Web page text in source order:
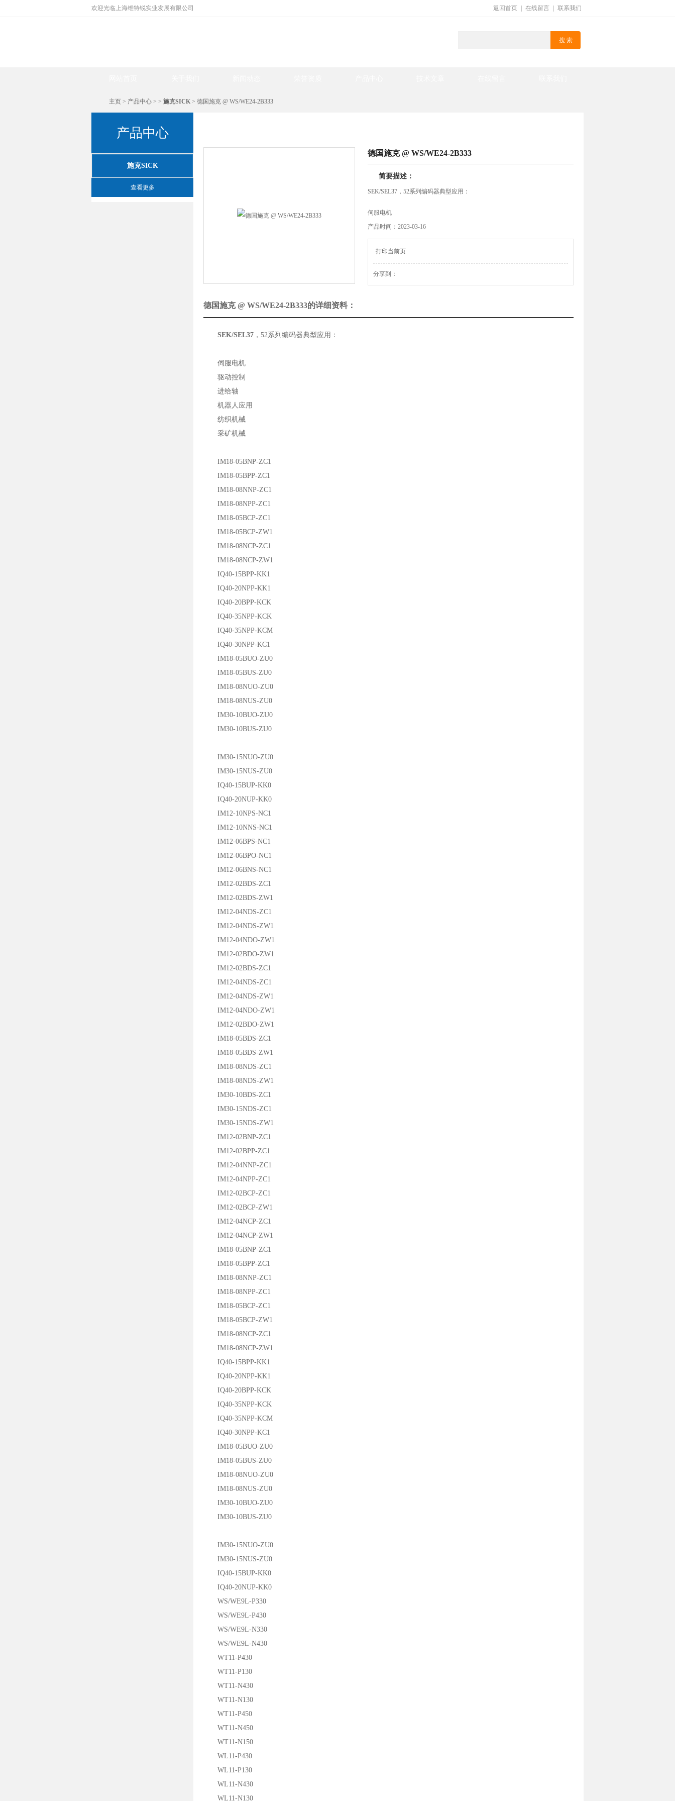
欢迎光临上海维特锐实业发展有限公司 返回首页 在线留言 联系我们
主页 > 产品中心 > > 施克SICK > 德国施克 @ WS/WE24-2B333
产品中心
施克SICK
查看更多
德国施克 @ WS/WE24-2B333
简要描述：
SEK/SEL37，52系列编码器典型应用：
伺服电机
驱动控制
纺织机械
采矿机械
产品时间：2023-03-16
打印当前页
分享到：
德国施克 @ WS/WE24-2B333的详细资料：
SEK/SEL37 ，52系列编码器典型应用：
伺服电机
驱动控制
进给轴
机器人应用
纺织机械
采矿机械
IM18-05BNP-ZC1
IM18-05BPP-ZC1
IM18-08NNP-ZC1
IM18-08NPP-ZC1
IM18-05BCP-ZC1
IM18-05BCP-ZW1
IM18-08NCP-ZC1
IM18-08NCP-ZW1
IQ40-15BPP-KK1
IQ40-20NPP-KK1
IQ40-20BPP-KCK
IQ40-35NPP-KCK
IQ40-35NPP-KCM
IQ40-30NPP-KC1
IM18-05BUO-ZU0
IM18-05BUS-ZU0
IM18-08NUO-ZU0
IM18-08NUS-ZU0
IM30-10BUO-ZU0
IM30-10BUS-ZU0
IM30-15NUO-ZU0
IM30-15NUS-ZU0
IQ40-15BUP-KK0
IQ40-20NUP-KK0
IM12-10NPS-NC1
IM12-10NNS-NC1
IM12-06BPS-NC1
IM12-06BPO-NC1
IM12-06BNS-NC1
IM12-02BDS-ZC1
IM12-02BDS-ZW1
IM12-04NDS-ZC1
IM12-04NDS-ZW1
IM12-04NDO-ZW1
IM12-02BDO-ZW1
IM12-02BDS-ZC1
IM12-04NDS-ZC1
IM12-04NDS-ZW1
IM12-04NDO-ZW1
IM12-02BDO-ZW1
IM18-05BDS-ZC1
IM18-05BDS-ZW1
IM18-08NDS-ZC1
IM18-08NDS-ZW1
IM30-10BDS-ZC1
IM30-15NDS-ZC1
IM30-15NDS-ZW1
IM12-02BNP-ZC1
IM12-02BPP-ZC1
IM12-04NNP-ZC1
IM12-04NPP-ZC1
IM12-02BCP-ZC1
IM12-02BCP-ZW1
IM12-04NCP-ZC1
IM12-04NCP-ZW1
IM18-05BNP-ZC1
IM18-05BPP-ZC1
IM18-08NNP-ZC1
IM18-08NPP-ZC1
IM18-05BCP-ZC1
IM18-05BCP-ZW1
IM18-08NCP-ZC1
IM18-08NCP-ZW1
IQ40-15BPP-KK1
IQ40-20NPP-KK1
IQ40-20BPP-KCK
IQ40-35NPP-KCK
IQ40-35NPP-KCM
IQ40-30NPP-KC1
IM18-05BUO-ZU0
IM18-05BUS-ZU0
IM18-08NUO-ZU0
IM18-08NUS-ZU0
IM30-10BUO-ZU0
IM30-10BUS-ZU0
IM30-15NUO-ZU0
IM30-15NUS-ZU0
IQ40-15BUP-KK0
IQ40-20NUP-KK0
WS/WE9L-P330
WS/WE9L-P430
WS/WE9L-N330
WS/WE9L-N430
WT11-P430
WT11-P130
WT11-N430
WT11-N130
WT11-P450
WT11-N450
WT11-N150
WL11-P430
WL11-P130
WL11-N430
WL11-N130